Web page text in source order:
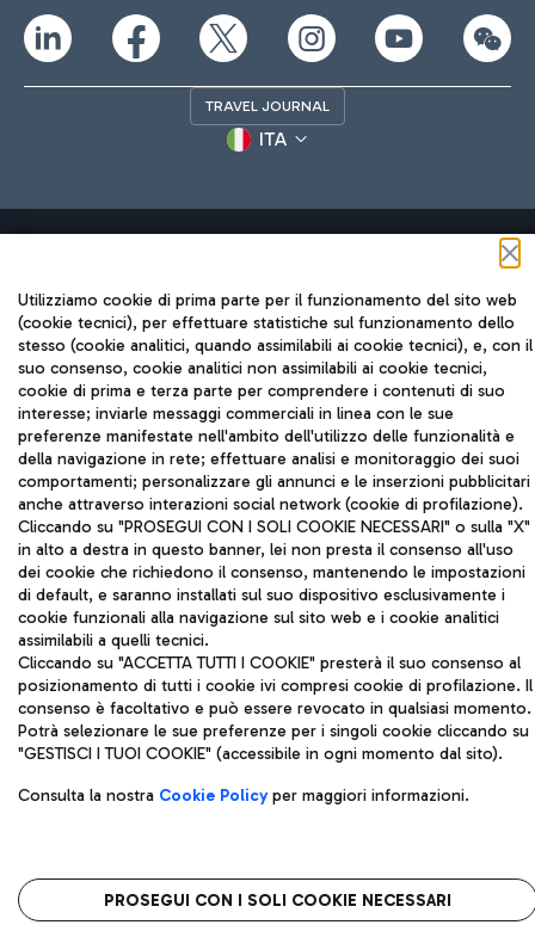
TRAVEL JOURNAL
ITA
Aeroporti di Roma S.p.A. - Società soggetta a direzione e
coordinamento di Mundys S.p.A.
Codice fiscale e Registro delle Imprese di Roma 13032990155 P.
IVA 06572251004
Capitale sociale 62.224.743,00 int. vers.
Sede legale: Via Pier Paolo Racchetti 1 - 00054 Fiumicino (RM)
telefono +39 06 65951
Privacy policy
Note legali
Mappa sito
Accessibilità
Roma FCO
L'aeroporto stellato
QUALITÀ SOSTENIBILITÀ INNOVAZIONE
Utilizziamo cookie di prima parte per il funzionamento del sito web
(cookie tecnici), per effettuare statistiche sul funzionamento dello
stesso (cookie analitici, quando assimilabili ai cookie tecnici), e, con il
suo consenso, cookie analitici non assimilabili ai cookie tecnici,
cookie di prima e terza parte per comprendere i contenuti di suo
interesse; inviarle messaggi commerciali in linea con le sue
preferenze manifestate nell'ambito dell'utilizzo delle funzionalità e
della navigazione in rete; effettuare analisi e monitoraggio dei suoi
comportamenti; personalizzare gli annunci e le inserzioni pubblicitari
anche attraverso interazioni social network (cookie di profilazione).
Cliccando su "PROSEGUI CON I SOLI COOKIE NECESSARI" o sulla "X"
in alto a destra in questo banner, lei non presta il consenso all'uso
dei cookie che richiedono il consenso, mantenendo le impostazioni
di default, e saranno installati sul suo dispositivo esclusivamente i
cookie funzionali alla navigazione sul sito web e i cookie analitici
assimilabili a quelli tecnici.
Cliccando su "ACCETTA TUTTI I COOKIE" presterà il suo consenso al
posizionamento di tutti i cookie ivi compresi cookie di profilazione. Il
consenso è facoltativo e può essere revocato in qualsiasi momento.
Potrà selezionare le sue preferenze per i singoli cookie cliccando su
"GESTISCI I TUOI COOKIE" (accessibile in ogni momento dal sito).
Consulta la nostra Cookie Policyper maggiori informazioni.
PROSEGUI CON I SOLI COOKIE NECESSARI